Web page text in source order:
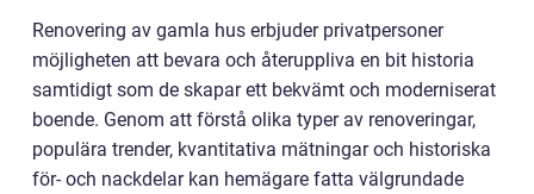
Renovering av gamla hus erbjuder privatpersoner
möjligheten att bevara och återuppliva en bit historia
samtidigt som de skapar ett bekvämt och moderniserat
boende. Genom att förstå olika typer av renoveringar,
populära trender, kvantitativa mätningar och historiska
för- och nackdelar kan hemägare fatta välgrundade